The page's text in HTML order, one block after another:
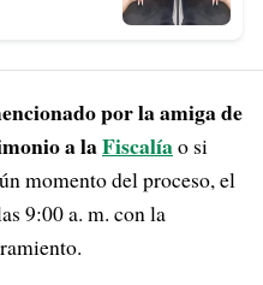
por la amiga de
a laFiscalíao si
momento del proceso, el
9:00 a. m. con la